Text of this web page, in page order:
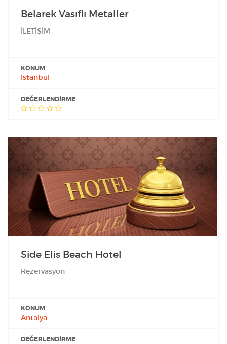
Belarek Vasıflı Metaller
İLETİŞİM
KONUM
İstanbul
DEĞERLENDIRME
Side Elis Beach Hotel
Rezervasyon
KONUM
Antalya
DEĞERLENDIRME